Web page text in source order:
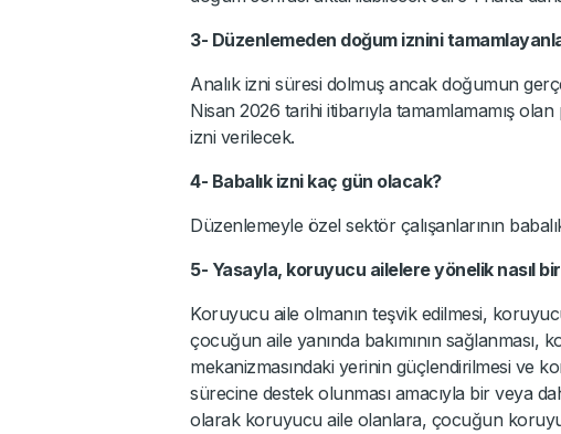
3- Düzenlemeden doğum iznini
Analık izni süresi dolmuş ancak doğumun
Nisan 2026 tarihi itibarıyla tamamlamamış
izni verilecek.
4- Babalık izni kaç gün olacak?
Düzenlemeyle özel sektör çalışanlarının
5- Yasayla, koruyucu ailelere yönelik nasıl
Koruyucu aile olmanın teşvik edilmesi,
çocuğun aile yanında bakımının
mekanizmasındaki yerinin güçlendirilmesi ve
sürecine destek olunması amacıyla bir veya
olarak koruyucu aile olanlara, çocuğun